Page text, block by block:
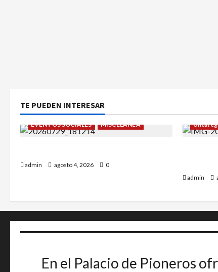
TE PUEDEN INTERESAR
EVENTOS SOCIALES MISCELÁNEA
admin agosto 4, 2026 0
admin
En el Palacio de Pioneros